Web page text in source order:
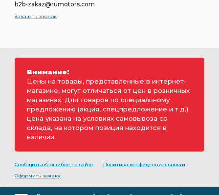
b2b-zakaz@rumotors.com
Заказать звонок
Внимание!
Цены на товары, представленные в интернет-
магазине, могут отличаться от цен в розничных
магазинах. Для товаров по специальному
предложению (акция, спецпредложение и т.д.)
цена указана на условиях самовывоза со
склада, на котором позиция находится в
наличии.
Сообщить об ошибке на сайте
Политика конфиденциальности
Оформить заявку